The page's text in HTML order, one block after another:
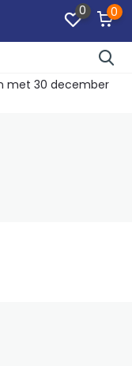
0 0
met 30 december